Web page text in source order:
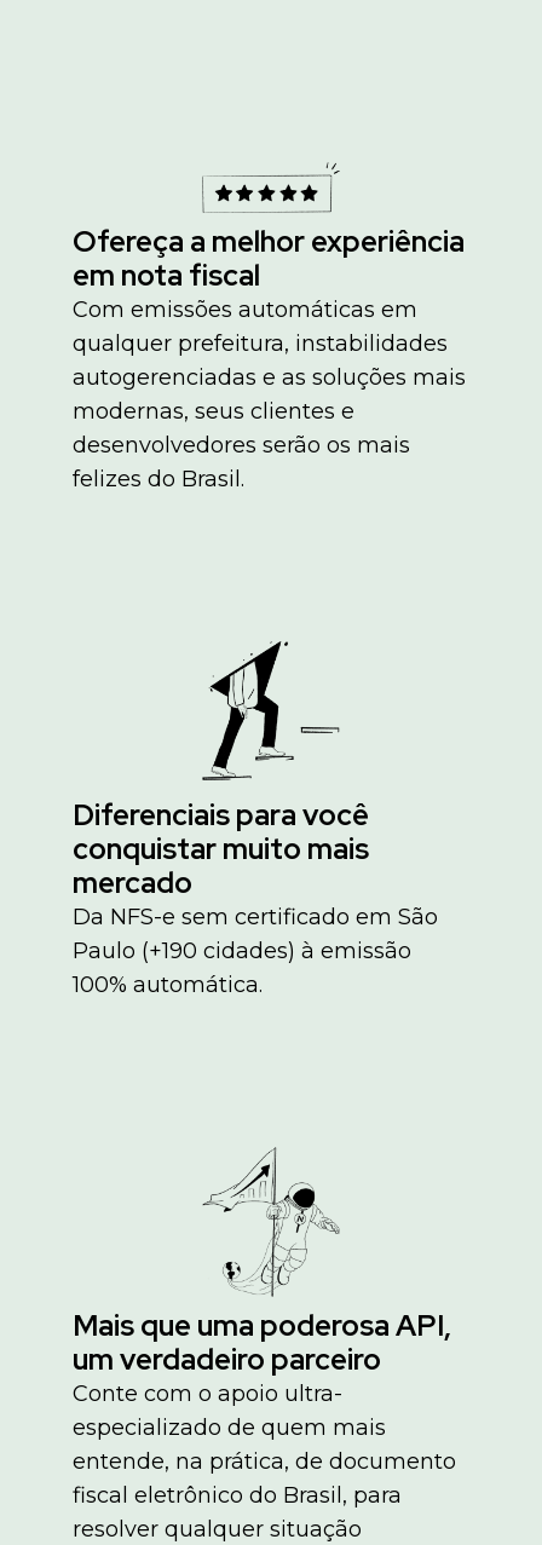
Ofereça a melhor experiência
em nota fiscal
Com emissões automáticas em
qualquer prefeitura, instabilidades
autogerenciadas e as soluções mais
modernas, seus clientes e
desenvolvedores serão os mais
felizes do Brasil.
Diferenciais para você
conquistar muito mais
mercado
Da NFS-e sem certificado em São
Paulo (+190 cidades) à emissão
100% automática.
Mais que uma poderosa API,
um verdadeiro parceiro
Conte com o apoio ultra-
especializado de quem mais
entende, na prática, de documento
fiscal eletrônico do Brasil, para
resolver qualquer situação